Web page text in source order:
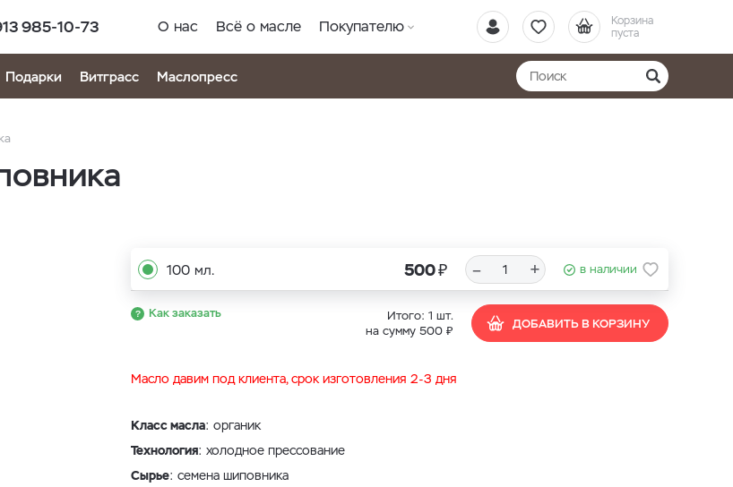
985-10-73
Корзина
пуста
О нас Всё о масле Покупателю
Подарки Витграсс Маслопресс
100 мл. 500₽ – + в наличии
Как заказать Итого: 1 шт.
на сумму 500 ₽ ДОБАВИТЬ В КОРЗИНУ
Масло давим под клиента, срок изготовления 2-3 дня
Класс масла: органик
Технология: холодное прессование
Сырье: семена шиповника